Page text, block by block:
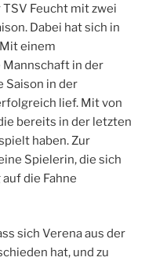
Feucht mit zwei
Dabei hat sich in
einem
in der
Saison in der
lief. Mit von
bereits in der letzten
haben. Zur
Spielerin, die sich
die Fahne
sich Verena aus der
hat, und zu